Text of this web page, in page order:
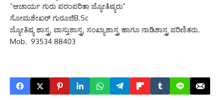
“ಆಚಾರ್ಯ ಗುರು ಪರಂಪರಿತಾ ಜ್ಯೋತಿಷ್ಯರು”
ಸೋಮಶೇಖರ್ ಗುರೂಜಿB.Sc
ಜ್ಯೋತಿಷ್ಯ ಶಾಸ್ತ್ರ, ವಾಸ್ತುಶಾಸ್ತ್ರ, ಸಂಖ್ಯಾಶಾಸ್ತ್ರ ಹಾಗೂ ನಾಡಿಶಾಸ್ತ್ರ ಪರಿಣಿತರು.
Mob. 93534 88403